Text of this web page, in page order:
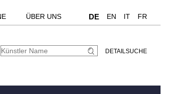
ÜBER UNS DE EN IT FR
DETAILSUCHE